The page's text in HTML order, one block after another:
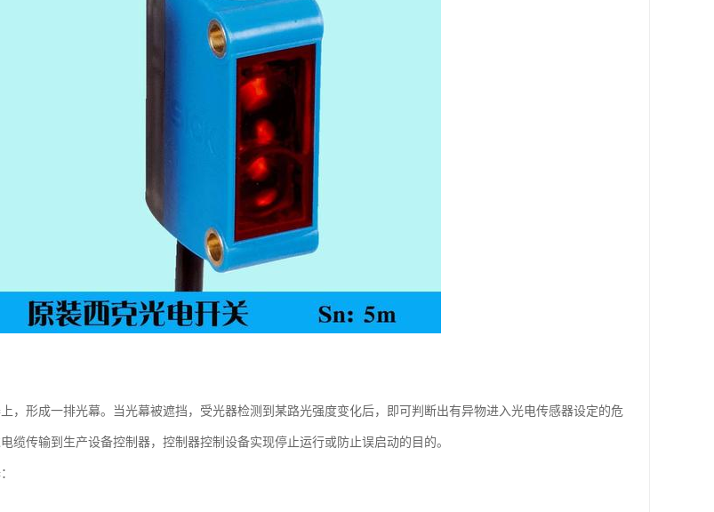
，形成一排光幕。当光幕被遮挡，受光器检测到某路光强度变化后，即可判断出有异物进入光电传感器设定的危
缆传输到生产设备控制器，控制器控制设备实现停止运行或防止误启动的目的。